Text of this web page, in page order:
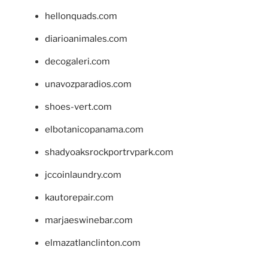
hellonquads.com
diarioanimales.com
decogaleri.com
unavozparadios.com
shoes-vert.com
elbotanicopanama.com
shadyoaksrockportrvpark.com
jccoinlaundry.com
kautorepair.com
marjaeswinebar.com
elmazatlanclinton.com